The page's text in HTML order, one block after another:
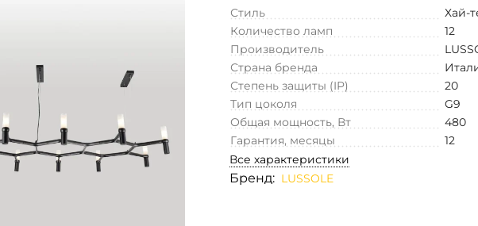
Стиль
Хай-
Количество ламп
12
Производитель
Страна бренда
Степень защиты (IP)
20
Тип цоколя
G9
Общая мощность, Вт
480
Гарантия, месяцы
12
Все характеристики
Бренд: LUSSOLE